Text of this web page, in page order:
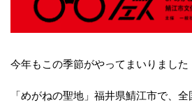
今年もこの季節がやってまいりました
「めがねの聖地」福井県鯖江市で、